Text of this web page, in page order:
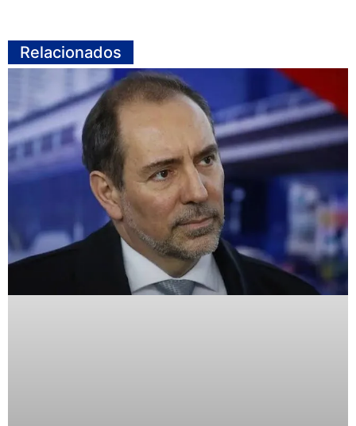
Relacionados